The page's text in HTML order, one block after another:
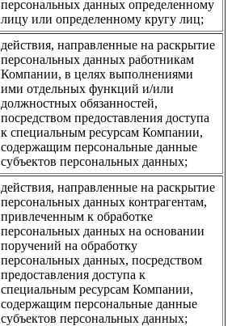
персональных данных определенному
лицу или определенному кругу лиц;
действия, направленные на раскрытие
персональных данных работникам
Компании, в целях выполнениями
ими отдельных функций и/или
должностных обязанностей,
посредством предоставления доступа
к специальным ресурсам Компании,
содержащим персональные данные
субъектов персональных данных;
действия, направленные на раскрытие
персональных данных контрагентам,
привлеченным к обработке
персональных данных на основании
поручений на обработку
персональных данных, посредством
предоставления доступа к
специальным ресурсам Компании,
содержащим персональные данные
субъектов персональных данных;